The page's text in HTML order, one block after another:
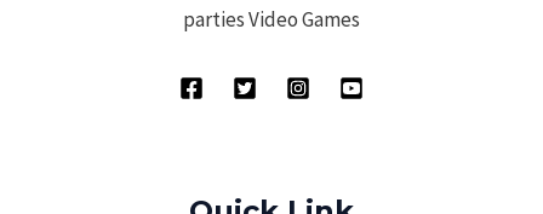
parties Video Games